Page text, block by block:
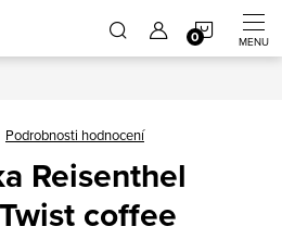
Podrobnosti hodnocení
Reisenthel
coffee